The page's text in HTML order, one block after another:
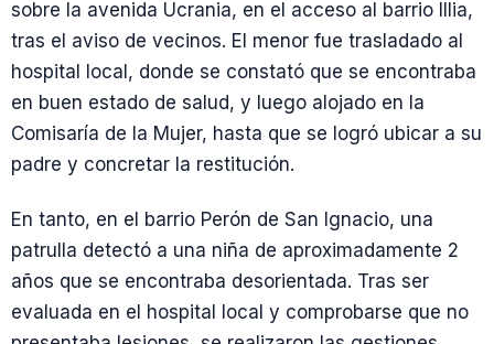
sobre la avenida Ucrania, en el acceso al barrio Illia,
tras el aviso de vecinos. El menor fue trasladado al
hospital local, donde se constató que se encontraba
en buen estado de salud, y luego alojado en la
Comisaría de la Mujer, hasta que se logró ubicar a su
padre y concretar la restitución.
En tanto, en el barrio Perón de San Ignacio, una
patrulla detectó a una niña de aproximadamente 2
años que se encontraba desorientada. Tras ser
evaluada en el hospital local y comprobarse que no